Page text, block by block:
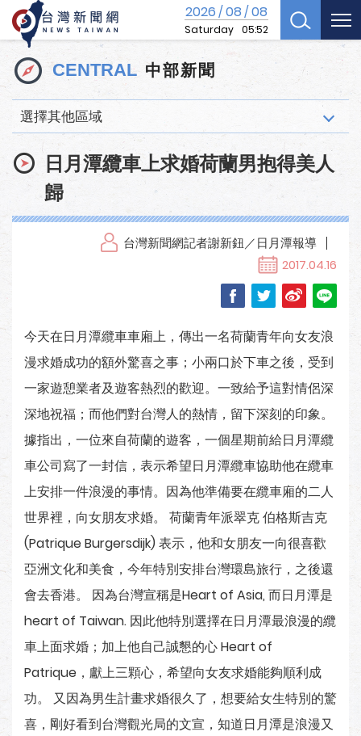
2026/08/08
Saturday 05:52
CENTRAL 中部新聞
選擇其他區域
日月潭纜車上求婚荷蘭男抱得美人
歸
台灣新聞網記者謝新鈕／日月潭報導
2017.04.16
今天在日月潭纜車車廂上，傳出一名荷蘭青年向女友浪
漫求婚成功的額外驚喜之事；小兩口於下車之後，受到
一家遊憩業者及遊客熱烈的歡迎。一致給予這對情侶深
深地祝福；而他們對台灣人的熱情，留下深刻的印象。
據指出，一位來自荷蘭的遊客，一個星期前給日月潭纜
車公司寫了一封信，表示希望日月潭纜車協助他在纜車
上安排一件浪漫的事情。因為他準備要在纜車廂的二人
世界裡，向女朋友求婚。 荷蘭青年派翠克 伯格斯吉克
(Patrique Burgersdijk) 表示，他和女朋友一向很喜歡
亞洲文化和美食，今年特別安排台灣環島旅行，之後還
會去香港。 因為台灣宣稱是Heart of Asia, 而日月潭是
heart of Taiwan. 因此他特別選擇在日月潭最浪漫的纜
車上面求婚；加上他自己誠懇的心 Heart of
Patrique，獻上三顆心，希望向女友求婚能夠順利成
功。 又因為男生計畫求婚很久了，想要給女生特別的驚
喜，剛好看到台灣觀光局的文宣，知道日月潭是浪漫又